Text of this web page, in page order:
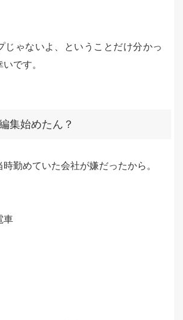
じゃないよ、ということだけ分かっ
です。
集始めたん？
勤めていた会社が嫌だったから。
車